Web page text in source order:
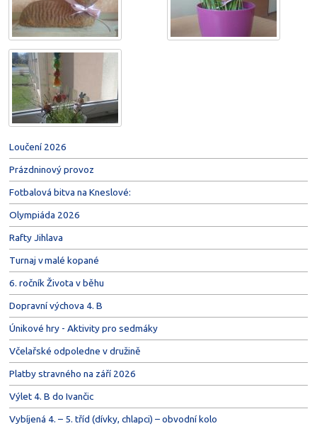
Loučení 2026
Prázdninový provoz
Fotbalová bitva na Kneslové:
Olympiáda 2026
Rafty Jihlava
Turnaj v malé kopané
6. ročník Života v běhu
Dopravní výchova 4. B
Únikové hry - Aktivity pro sedmáky
Včelařské odpoledne v družině
Platby stravného na září 2026
Výlet 4. B do Ivančic
Vybíjená 4. – 5. tříd (dívky, chlapci) – obvodní kolo